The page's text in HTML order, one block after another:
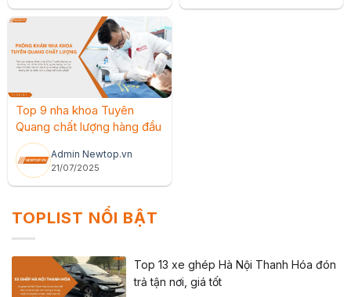
Top 9 nha khoa Tuyên
Quang chất lượng hàng đầu
Admin Newtop.vn
21/07/2025
TOPLIST NỔI BẬT
Top 13 xe ghép Hà Nội Thanh Hóa đón
trả tận nơi, giá tốt